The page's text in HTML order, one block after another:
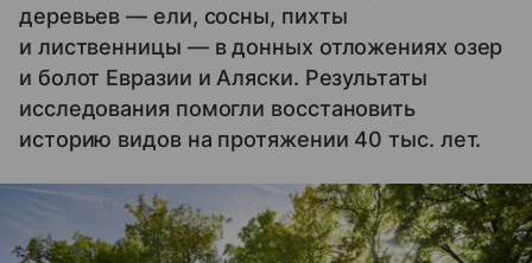
деревьев — ели, сосны, пихты
и лиственницы — в донных отложениях озер
и болот Евразии и Аляски. Результаты
исследования помогли восстановить
историю видов на протяжении 40 тыс. лет.